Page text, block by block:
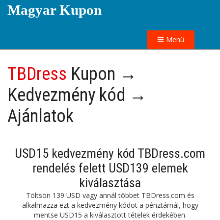
Magyar Kupon
Menü
TBDress Kupon →
Kedvezmény kód →
Ajánlatok
USD15 kedvezmény kód TBDress.com
rendelés felett USD139 elemek
kiválasztása
Töltsön 139 USD vagy annál többet TBDress.com és
alkalmazza ezt a kedvezmény kódot a pénztárnál, hogy
mentse USD15 a kiválasztott tételek érdekében.